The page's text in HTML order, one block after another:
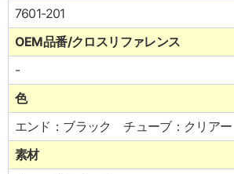
7601-201
OEM品番/クロスリファレンス
-
色
エンド：ブラック チューブ：クリアー
素材